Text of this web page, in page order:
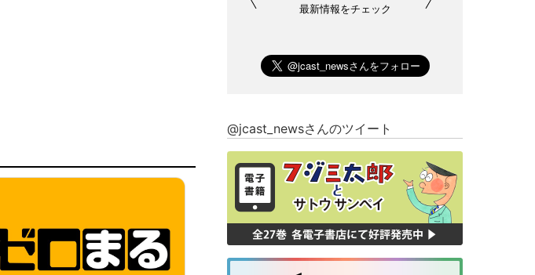
最新情報をチェック
@jcast_newsさんのツイート